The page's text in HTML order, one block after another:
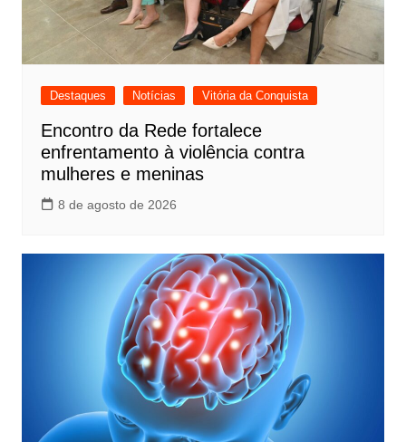
Destaques Notícias Vitória da Conquista
Encontro da Rede fortalece
enfrentamento à violência contra
mulheres e meninas
8 de agosto de 2026